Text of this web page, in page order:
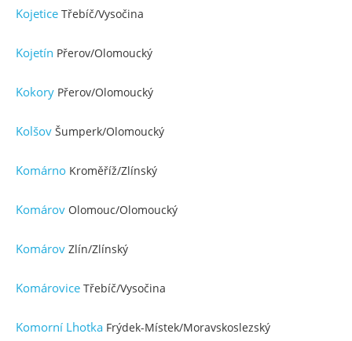
Kojetice Třebíč/Vysočina
Kojetín Přerov/Olomoucký
Kokory Přerov/Olomoucký
Kolšov Šumperk/Olomoucký
Komárno Kroměříž/Zlínský
Komárov Olomouc/Olomoucký
Komárov Zlín/Zlínský
Komárovice Třebíč/Vysočina
Komorní Lhotka Frýdek-Místek/Moravskoslezský